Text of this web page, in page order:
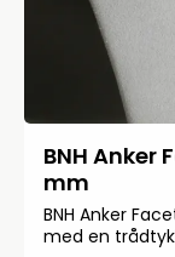
BNH Anker
mm
BNH Anker
med en